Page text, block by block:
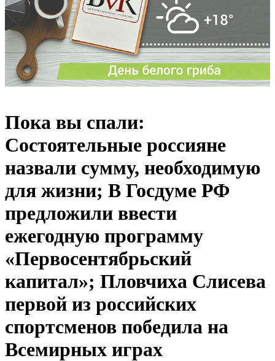
Пока вы спали:
Состоятельные россияне
назвали сумму, необходимую
для жизни; В Госдуме РФ
предложили ввести
ежегодную программу
«Первосентябрьский
капитал»; Пловчиха Слисева
первой из российских
спортсменов победила на
Всемирных играх